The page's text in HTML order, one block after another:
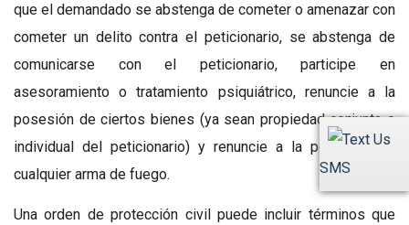
SMS
que el demandado se abstenga de cometer o amenazar con
cometer un delito contra el peticionario, se abstenga de
comunicarse con el peticionario, participe en
asesoramiento o tratamiento psiquiátrico, renuncie a la
posesión de ciertos bienes (ya sean propiedad conjunta o
individual del peticionario) y renuncie a la posesión de
cualquier arma de fuego.
Una orden de protección civil puede incluir términos que